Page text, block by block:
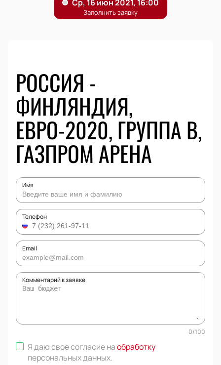
РОССИЯ -
ФИНЛЯНДИЯ,
ЕВРО-2020, ГРУППА B,
ГАЗПРОМ АРЕНА
Имя
Телефон
Email
Комментарий к заявке
0/100
Я даю свое согласие наобработку
персональных данных.